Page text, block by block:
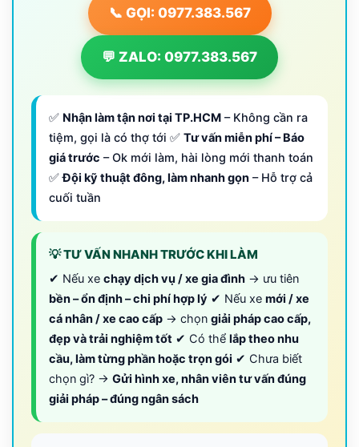
📞 GỌI: 0977.383.567
💬 ZALO: 0977.383.567
✅ Nhận làm tận nơi tại TP.HCM – Không cần ra
tiệm, gọi là có thợ tới ✅ Tư vấn miễn phí – Báo
giá trước – Ok mới làm, hài lòng mới thanh toán
✅Đội kỹ thuật đông, làm nhanh gọn – Hỗ trợ cả
cuối tuần
💡 TƯ VẤN NHANH TRƯỚC KHI LÀM
✔ Nếu xe chạy dịch vụ / xe gia đình → ưu tiên
bền – ổn định – chi phí hợp lý ✔ Nếu xe mới / xe
cá nhân / xe cao cấp → chọn giải pháp cao cấp,
đẹp và trải nghiệm tốt ✔ Có thể lắp theo nhu
cầu, làm từng phần hoặc trọn gói ✔ Chưa biết
chọn gì? → Gửi hình xe, nhân viên tư vấn đúng
giải pháp – đúng ngân sách